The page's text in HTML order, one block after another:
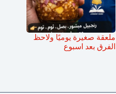
ملعقة صغيرة يوميًا ولاحظ
الفرق بعد اسبوع